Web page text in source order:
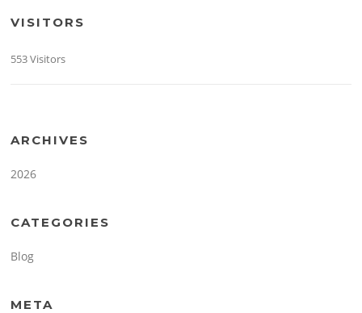
VISITORS
553 Visitors
ARCHIVES
2026
CATEGORIES
Blog
META